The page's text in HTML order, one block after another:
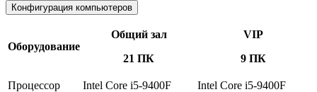
Конфигурация компьютеров
Оборудование
Общий зал
21 ПК
VIP
9 ПК
Процессор Intel Core i5-9400F
Intel Core i5-9400F